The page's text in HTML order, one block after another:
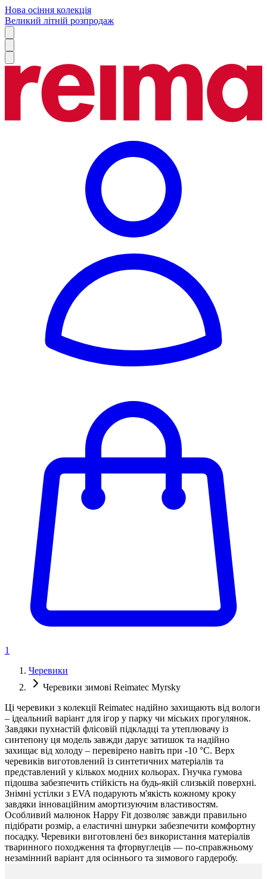
Нова осіння колекція
Великий літній розпродаж
1
Черевики
Черевики зимові Reimatec Myrsky
Ці черевики з колекції Reimatec надійно захищають від вологи
– ідеальний варіант для ігор у парку чи міських прогулянок.
Завдяки пухнастій флісовій підкладці та утеплювачу із
синтепону ця модель завжди дарує затишок та надійно
захищає від холоду – перевірено навіть при -10 °C. Верх
черевиків виготовлений із синтетичних матеріалів та
представлений у кількох модних кольорах. Гнучка гумова
підошва забезпечить стійкість на будь-якій слизькій поверхні.
Знімні устілки з EVA подарують м'якість кожному кроку
завдяки інноваційним амортизуючим властивостям.
Особливий малюнок Happy Fit дозволяє завжди правильно
підібрати розмір, а еластичні шнурки забезпечити комфортну
посадку. Черевики виготовлені без використання матеріалів
тваринного походження та фторвуглеців — по-справжньому
незамінний варіант для осіннього та зимового гардеробу.